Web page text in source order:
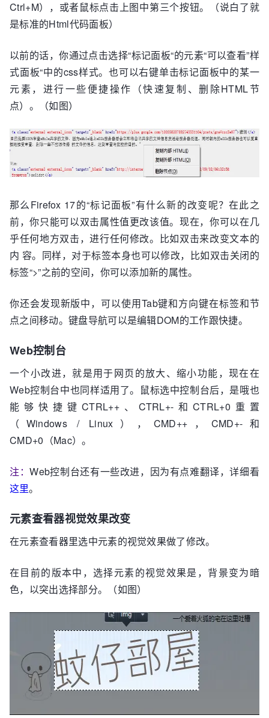
Ctrl+M），或者鼠标点击上图中第三个按钮。（说白了就
是标准的Html代码面板）
以前的话，你通过点击选择“标记面板“的元素“可以查看”样
式面板“中的css样式。也可以右键单击标记面板中的某一
元素，进行一些便捷操作（快速复制、删除HTML节
点）。（如图）
那么Firefox 17的“标记面板”有什么新的改变呢？在此之
前，你只能可以双击属性值更改该值。现在，你可以在几
乎任何地方双击，进行任何修改。比如双击来改变文本的
内 容。同样，对于标签本身也可以修改，比如双击关闭的
标签“>”之前的空间，你可以添加新的属性。
你还会发现新版中，可以使用Tab键和方向键在标签和节
点之间移动。键盘导航可以是编辑DOM的工作跟快捷。
Web控制台
一个小改进，就是用于网页的放大、缩小功能，现在在
Web控制台中也同样适用了。鼠标选中控制台后，是哦也
能够快捷键 CTRL++、 CTRL+- 和CTRL+0 重置
（Windows / Linux）， CMD++ ， CMD+- 和
CMD+0 （Mac）。
注：Web控制台还有一些改进，因为有点难翻译，详细看
这里。
元素查看器视觉效果改变
在元素查看器里选中元素的视觉效果做了修改。
在目前的版本中，选择元素的视觉效果是，背景变为暗
色，以突出选择部分。（如图）